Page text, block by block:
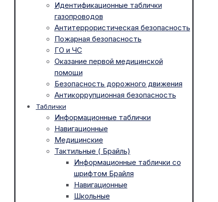
Идентификационные таблички
газопроводов
Антитеррористическая безопасность
Пожарная безопасность
ГО и ЧС
Оказание первой медицинской
помощи
Безопасность дорожного движения
Антикоррупционная безопасность
Таблички
Информационные таблички
Навигационные
Медицинские
Тактильные ( Брайль)
Информационные таблички со
шрифтом Брайля
Навигационные
Школьные